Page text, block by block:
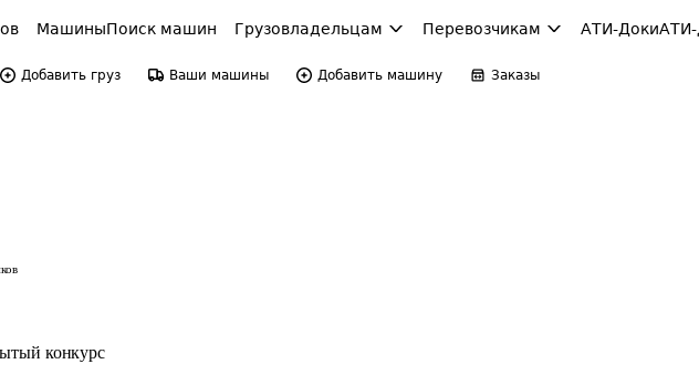
МашиныПоиск машин Грузовладельцам Перевозчикам АТИ-Доки
Добавить груз Ваши машины Добавить машину Заказы
конкурс